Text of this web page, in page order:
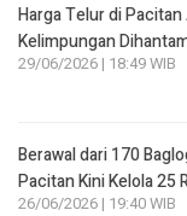
Harga Telur di
Kelimpungan
29/06/2026 | 18:49 WIB
Berawal dari 170
Pacitan Kini Kelola 25
26/06/2026 | 19:40 WIB